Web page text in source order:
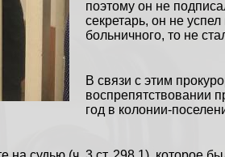
поэтому он не
секретарь, он не
больничного, то не
В связи с этим
воспрепятствовании
год в колонии-